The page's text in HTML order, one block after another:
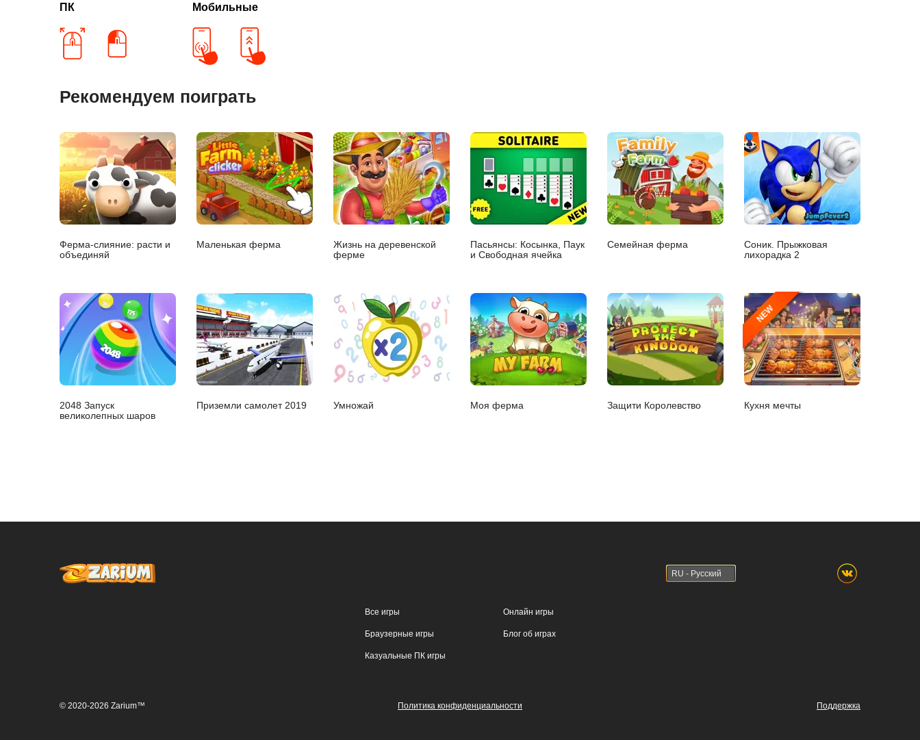
ПК Мобильные
Рекомендуем поиграть
Ферма-слияние: расти и
объединяй
Маленькая ферма
Жизнь на деревенской
ферме
Пасьянсы: Косынка, Паук
и Свободная ячейка
Семейная ферма
Соник. Прыжковая
лихорадка 2
2048 Запуск
великолепных шаров
Приземли самолет 2019 Умножай Моя ферма Защити Королевство
NEW
Кухня мечты
RU - Русский
Все игры
Браузерные игры
Казуальные ПК игры
Онлайн игры
Блог об играх
© 2020-2026 Zarium™ Политика конфиденциальности Поддержка